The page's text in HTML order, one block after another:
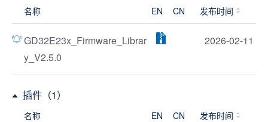
名称 EN CN 发布时间
GD32E23x_Firmware_Librar
y_V2.5.0
2026-02-11
插件（1）
名称 EN CN 发布时间